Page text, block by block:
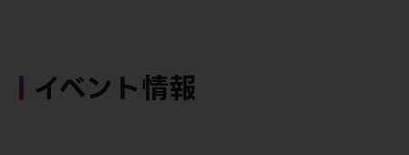
イベント情報